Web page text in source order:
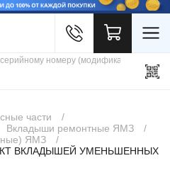
части
Вкладыши ремонтные ЯМЗ
ЯМЗ
ВКЛАДЫШЕЙ УМЕНЬШЕННЫХ